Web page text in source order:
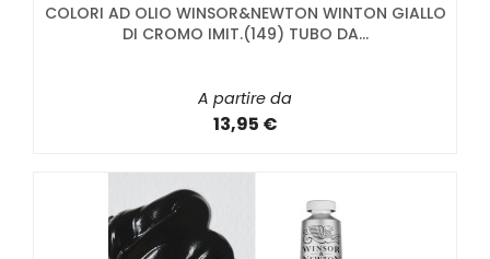
COLORI AD OLIO WINSOR&NEWTON WINTON GIALLO
DI CROMO IMIT.(149) TUBO DA...
A partire da
13,95 €